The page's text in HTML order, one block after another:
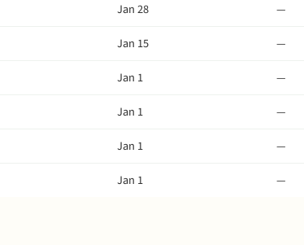
Jan 28 —
Jan 15 —
Jan 1 —
Jan 1 —
Jan 1 —
Jan 1 —